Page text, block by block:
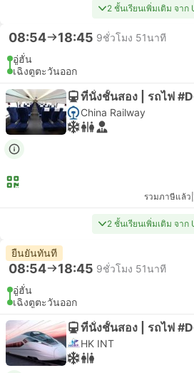
2 ชั้นเรียนเพิ่มเติม จาก
08:54 18:45 9ชั่วโมง 51นาที
อู่ฮั่น
เฉิงตูตะวันออก
ที่นั่งชั้นสอง | รถไฟ
China Railway
รวมภาษีแล้ว
2 ชั้นเรียนเพิ่มเติม จาก
ยืนยันทันที
08:54 18:45 9ชั่วโมง 51นาที
อู่ฮั่น
เฉิงตูตะวันออก
ที่นั่งชั้นสอง | รถไฟ
HK INT